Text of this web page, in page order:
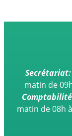
Secrétariat:
matin de
matin de 08h